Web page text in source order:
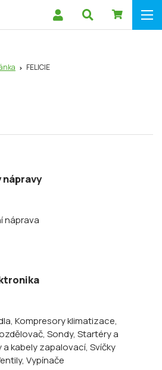
FELICIE
nápravy
náprava
, Kompresory klimatizace,
, Sondy, Startéry a
a kabely zapalovací, Svíčky
, Vypínače